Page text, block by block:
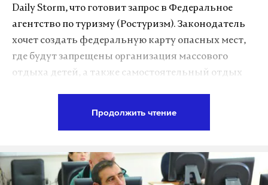
Daily Storm, что готовит запрос в Федеральное
агентство по туризму (Ростуризм). Законодатель
хочет создать федеральную карту опасных мест,
где будут запрещены организация массового
отдыха детей, а также самостоятельный отдых
трагедии на Сямозере в 2016 году, перевернулась
лодка с подростками. Пока спасатели пытаются
Продолжить чтение